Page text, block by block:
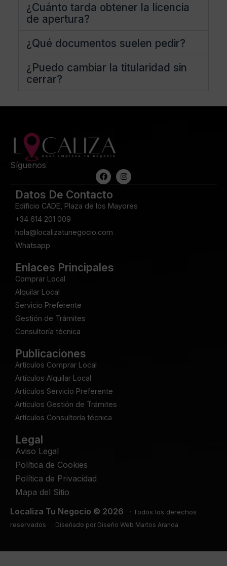
¿Cuánto tarda obtener la licencia
de apertura?
¿Qué documentos suelen pedir?
¿Puedo cambiar la titularidad sin
cerrar?
Síguenos
Datos De Contacto
Edificio CADE, Plaza de los Mayores
+34 614 201 009
hola@localizatunegocio.com
Whatsapp
Enlaces Principales
Comprar Local
Alquilar Local
Servicio Preferente
Gestión de Trámites
Consultoría técnica
Publicaciones
Artículos Comprar Local
Artículos Alquilar Local
Articulos Servicio Preferente
Artículos Gestión de Trámites
Artículos Consultoría técnica
Legal
Aviso Legal
Política de Cookies
Política de Privacidad
Mapa del Sitio
Localiza Tu Negocio © 2026
· Todos los derechos
reservados
· Diseñado por Diseño Web Martos Aranda